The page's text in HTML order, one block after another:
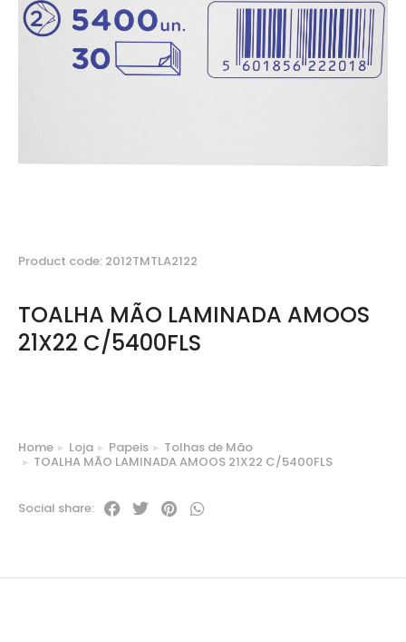
Product code: 2012TMTLA2122
TOALHA MÃO LAMINADA AMOOS
21X22 C/5400FLS
You are here:
Home Loja Papeis
Tolhas de Mão
TOALHA MÃO LAMINADA AMOOS 21X22 C/5400FLS
Social share: